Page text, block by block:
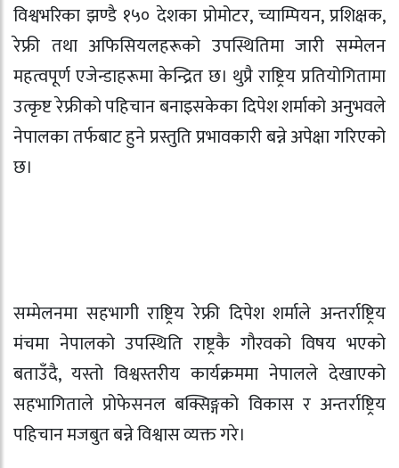
विश्वभरिका झण्डै १५० देशका प्रोमोटर, च्याम्पियन, प्रशिक्षक,
रेफ्री तथा अफिसियलहरूको उपस्थितिमा जारी सम्मेलन
महत्वपूर्ण एजेन्डाहरूमा केन्द्रित छ। थुप्रै राष्ट्रिय प्रतियोगितामा
उत्कृष्ट रेफ्रीको पहिचान बनाइसकेका दिपेश शर्माको अनुभवले
नेपालका तर्फबाट हुने प्रस्तुति प्रभावकारी बन्ने अपेक्षा गरिएको
छ।
सम्मेलनमा सहभागी राष्ट्रिय रेफ्री दिपेश शर्माले अन्तर्राष्ट्रिय
मंचमा नेपालको उपस्थिति राष्ट्रकै गौरवको विषय भएको
बताउँदै, यस्तो विश्वस्तरीय कार्यक्रममा नेपालले देखाएको
सहभागिताले प्रोफेसनल बक्सिङ्गको विकास र अन्तर्राष्ट्रिय
पहिचान मजबुत बन्ने विश्वास व्यक्त गरे।